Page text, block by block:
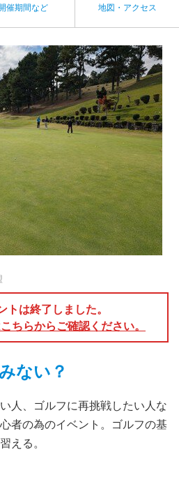
催期間など 地図・アクセス
は終了しました。
ちらからご確認ください。
ない？
人、ゴルフに再挑戦したい人な
者の為のイベント。ゴルフの基
える。